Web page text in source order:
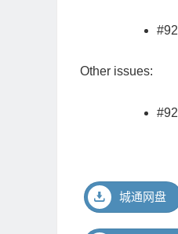
Other issues:
城通网盘